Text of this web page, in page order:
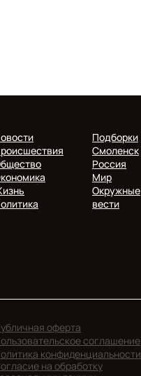
Подборки
Смоленск
Россия
Мир
Окружные
вести
оферта
соглашение
конфиденциальности
на обработку